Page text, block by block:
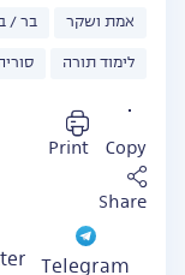
אמת ושקר בר /
לימוד תורה
Copy
Print
Share
Telegram